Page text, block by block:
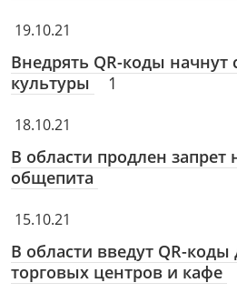
19.10.21
Внедрять QR-коды начнут
культуры
1
18.10.21
В области продлен
общепита
15.10.21
В области введут QR-
торговых центров и кафе